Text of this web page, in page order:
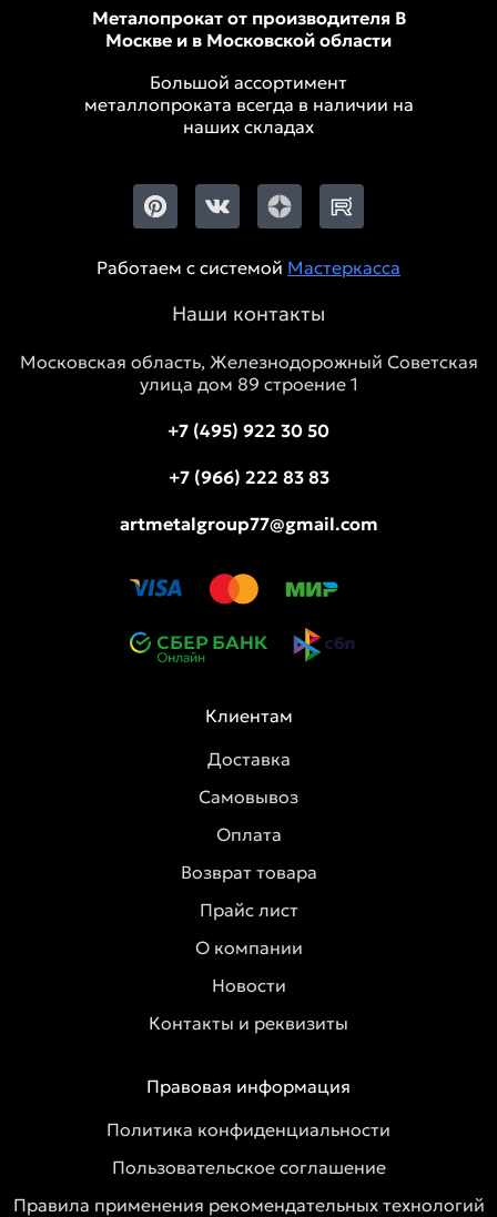
Металопрокат от производителя В
Москве и в Московской области
Большой ассортимент
металлопроката всегда в наличии на
наших складах
Работаем с системой Мастеркасса
Наши контакты
Московская область, Железнодорожный Советская
улица дом 89 строение 1
+7 (495) 922 30 50
+7 (966) 222 83 83
artmetalgroup77@gmail.com
Клиентам
Доставка
Самовывоз
Оплата
Возврат товара
Прайс лист
О компании
Новости
Контакты и реквизиты
Правовая информация
Политика конфиденциальности
Пользовательское соглашение
Правила применения рекомендательных технологий